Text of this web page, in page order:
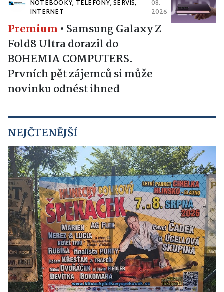
NOTEBOOKY, TELEFONY, SERVIS,
INTERNET
08.
2026
Premium • Samsung Galaxy Z
Fold8 Ultra dorazil do
BOHEMIA COMPUTERS.
Prvních pět zájemců si může
novinku odnést ihned
NEJČTENĚJŠÍ